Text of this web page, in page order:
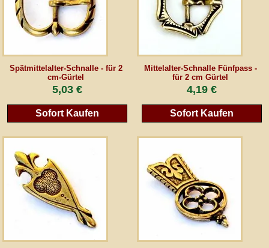
Spätmittelalter-Schnalle - für 2
cm-Gürtel
5,03 €
Sofort Kaufen
Mittelalter-Schnalle Fünfpass -
für 2 cm Gürtel
4,19 €
Sofort Kaufen
Gästebuch
Newsletter
Vertrag wiederrufen
eventueller Zölle (bei Nicht-EU-Ländern). Durchgestrichene Preise entsprechen dem
bisherigen Preis bei peraperis.com.
Zur klassischen Website